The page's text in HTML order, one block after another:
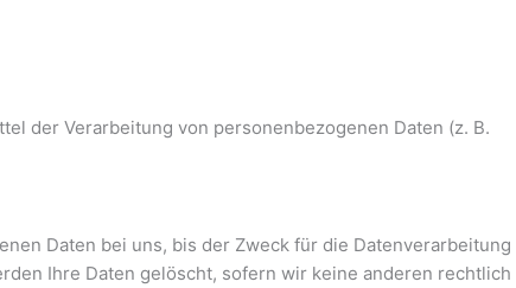
der Verarbeitung von personenbezogenen Daten (z. B.
Daten bei uns, bis der Zweck für die Datenverarbeitung
Ihre Daten gelöscht, sofern wir keine anderen rechtlich